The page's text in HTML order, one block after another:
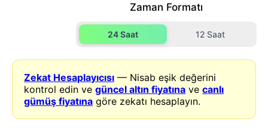
Zaman Formatı
24 Saat 12 Saat
Zekat Hesaplayıcısı — Nisab eşik değerini
kontrol edin vegüncel altın fiyatına vecanlı
gümüş fiyatına göre zekatı hesaplayın.